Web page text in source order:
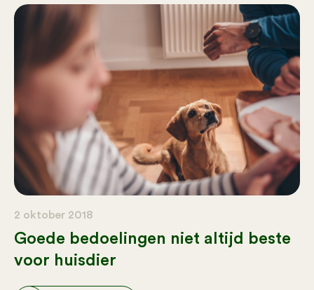
2 oktober 2018
Goede bedoelingen niet altijd beste
voor huisdier